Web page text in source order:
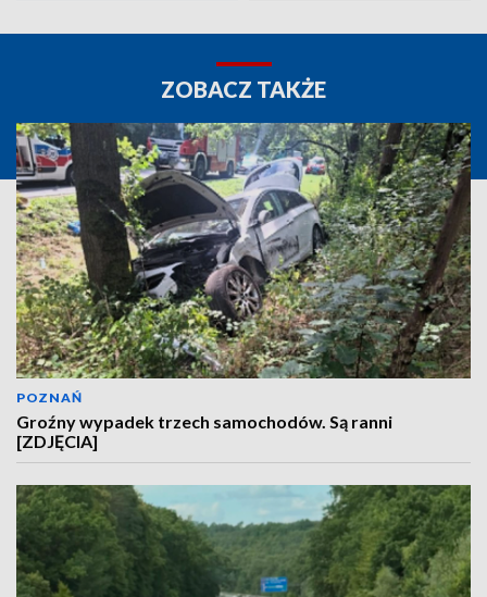
ZOBACZ TAKŻE
POZNAŃ
Groźny wypadek trzech samochodów. Są ranni
[ZDJĘCIA]